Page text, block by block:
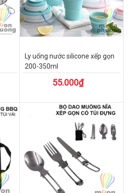
Ly uống nước silicone xếp gọn
200-350ml
55.000₫